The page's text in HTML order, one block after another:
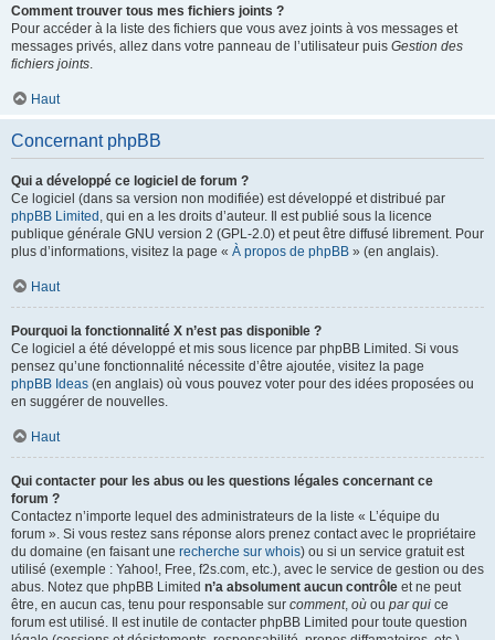
Comment trouver tous mes fichiers joints ?
Pour accéder à la liste des fichiers que vous avez joints à vos messages et
messages privés, allez dans votre panneau de l’utilisateur puis Gestion des
fichiers joints.
Haut
Concernant phpBB
Qui a développé ce logiciel de forum ?
Ce logiciel (dans sa version non modifiée) est développé et distribué par
phpBB Limited , qui en a les droits d’auteur. Il est publié sous la licence
publique générale GNU version 2 (GPL-2.0) et peut être diffusé librement. Pour
plus d’informations, visitez la page « À propos de phpBB » (en anglais).
Haut
Pourquoi la fonctionnalité X n’est pas disponible ?
Ce logiciel a été développé et mis sous licence par phpBB Limited. Si vous
pensez qu’une fonctionnalité nécessite d’être ajoutée, visitez la page
phpBB Ideas (en anglais) où vous pouvez voter pour des idées proposées ou
en suggérer de nouvelles.
Haut
Qui contacter pour les abus ou les questions légales concernant ce
forum ?
Contactez n’importe lequel des administrateurs de la liste « L’équipe du
forum ». Si vous restez sans réponse alors prenez contact avec le propriétaire
du domaine (en faisant une recherche sur whois) ou si un service gratuit est
utilisé (exemple : Yahoo!, Free, f2s.com, etc.), avec le service de gestion ou des
abus. Notez que phpBB Limited n’a absolument aucun contrôle et ne peut
être, en aucun cas, tenu pour responsable sur comment, où ou par qui ce
forum est utilisé. Il est inutile de contacter phpBB Limited pour toute question